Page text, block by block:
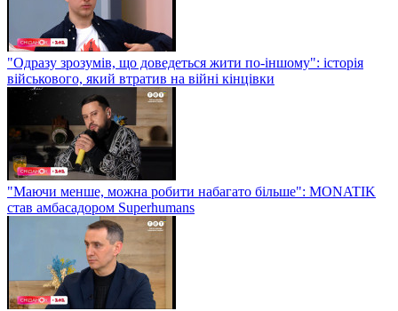
"Одразу зрозумів, що доведеться жити по-іншому": історія
військового, який втратив на війні кінцівки
"Маючи менше, можна робити набагато більше": MONATIK
став амбасадором Superhumans